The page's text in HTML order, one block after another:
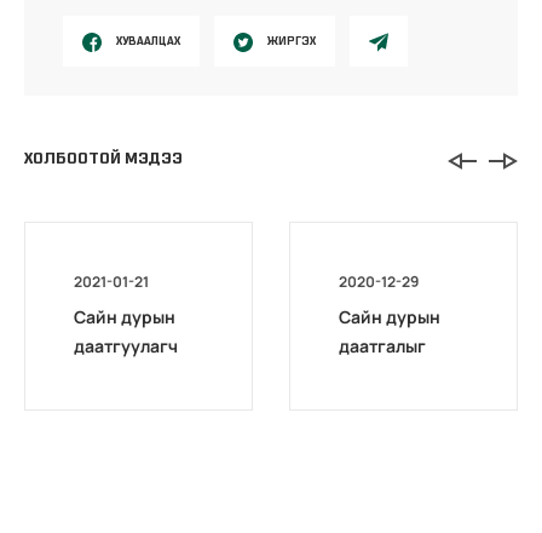
ХУВААЛЦАХ ЖИРГЭХ
ХОЛБООТОЙ МЭДЭЭ
2021-01-21
Сайн дурын
даатгуулагч
2020-12-29
Сайн дурын
даатгалыг